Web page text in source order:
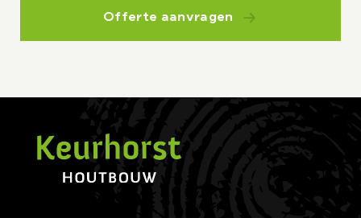
Offerte aanvragen